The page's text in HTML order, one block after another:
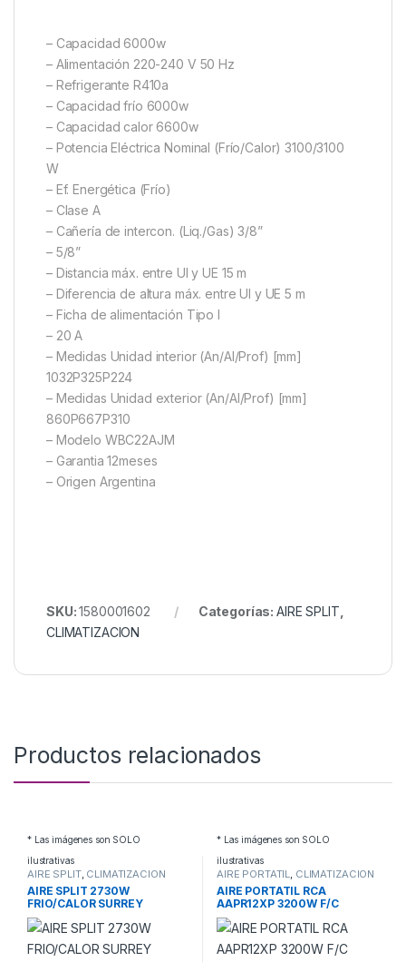
– Capacidad 6000w
– Alimentación 220-240 V 50 Hz
– Refrigerante R410a
– Capacidad frío 6000w
– Capacidad calor 6600w
– Potencia Eléctrica Nominal (Frío/Calor) 3100/3100
W
– Ef. Energética (Frío)
– Clase A
– Cañería de intercon. (Liq./Gas) 3/8”
– 5/8”
– Distancia máx. entre UI y UE 15 m
– Diferencia de altura máx. entre UI y UE 5 m
– Ficha de alimentación Tipo I
– 20 A
– Medidas Unidad interior (An/Al/Prof) [mm]
1032P325P224
– Medidas Unidad exterior (An/Al/Prof) [mm]
860P667P310
– Modelo WBC22AJM
– Garantia 12meses
– Origen Argentina
SKU:1580001602 Categorías: AIRE SPLIT
CLIMATIZACION
Productos relacionados
* Las imágenes son SOLO
ilustrativas
AIRE SPLIT, CLIMATIZACION
AIRE SPLIT 2730W
FRIO/CALOR SURREY
553GFQ0901F
* Las imágenes son SOLO
ilustrativas
AIRE PORTATIL, CLIMATIZACION
AIRE PORTATIL RCA
AAPR12XP 3200W F/C